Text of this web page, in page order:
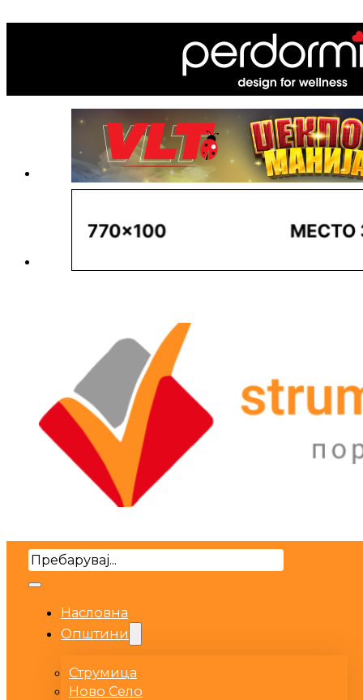
Search
Насловна
Општини
Струмица
Ново Село